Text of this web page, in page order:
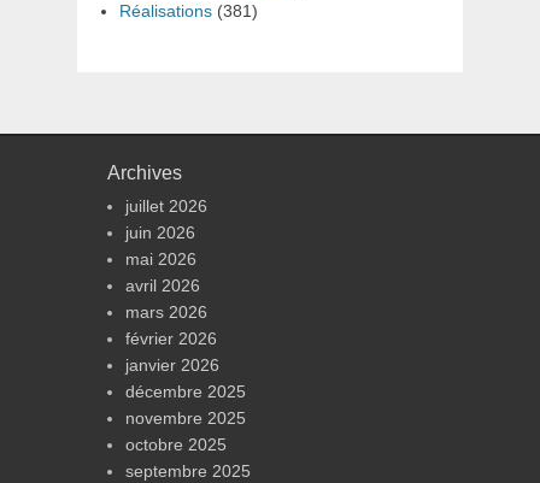
Réalisations (381)
Archives
juillet 2026
juin 2026
mai 2026
avril 2026
mars 2026
février 2026
janvier 2026
décembre 2025
novembre 2025
octobre 2025
septembre 2025